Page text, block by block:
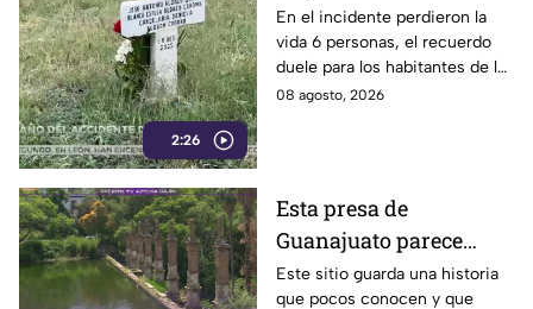
2:26
recuerda el fuerte
accidente de un tren en
Irapuato
En el incidente perdieron la
vida 6 personas, el recuerdo
duele para los habitantes de la
localidad.
08 agosto, 2026
Esta presa de
Guanajuato parece
haberse quedado
Este sitio guarda una historia
que pocos conocen y que